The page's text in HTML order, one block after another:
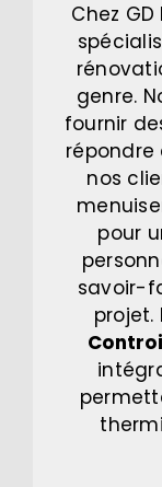
Chez GD
genre.
fournir
répondre
nos
pour
savoir-
projet.